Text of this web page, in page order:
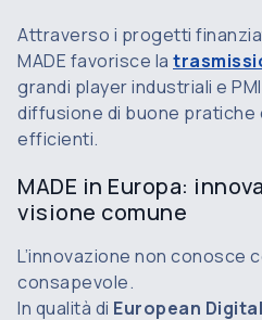
Attraverso i progetti
MADE favorisce la
grandi player industriali e
diffusione di buone pratiche
efficienti.
MADE in Europa:
visione comune
L’innovazione non conosce
consapevole.
In qualità di European